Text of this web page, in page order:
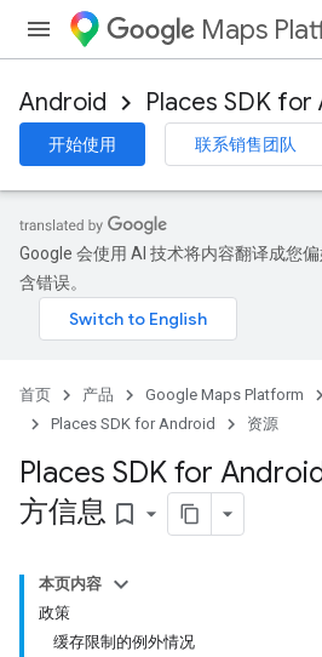
Maps
Android Places SDK for
开始使用 联系销售团队
Google 会使用 AI 技术将内容翻译成您
含错误。
首页 产品 Google Maps Platform
Places SDK for Android
资源
Places SDK for
方信息 bookmark_border
本页内容
政策
缓存限制的例外情况